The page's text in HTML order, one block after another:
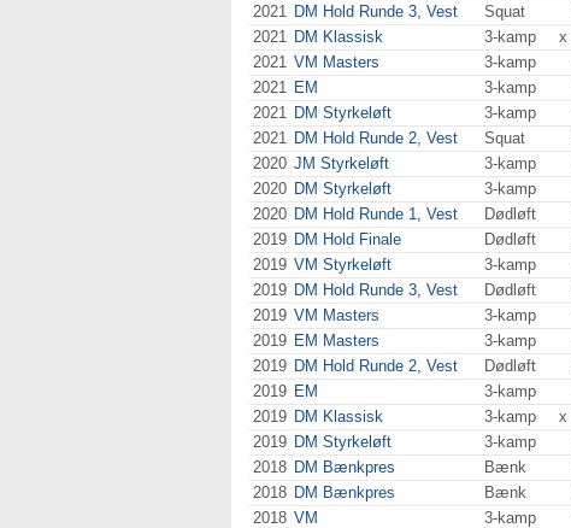
2021 DM Hold Runde 3, Vest Squat
2021 DM Klassisk 3-kamp x
2021 VM Masters 3-kamp
2021 EM 3-kamp
2021 DM Styrkeløft 3-kamp
2021 DM Hold Runde 2, Vest Squat
2020 JM Styrkeløft 3-kamp
2020 DM Styrkeløft 3-kamp
2020 DM Hold Runde 1, Vest Dødløft
2019 DM Hold Finale Dødløft
2019 VM Styrkeløft 3-kamp
2019 DM Hold Runde 3, Vest Dødløft
2019 VM Masters 3-kamp
2019 EM Masters 3-kamp
2019 DM Hold Runde 2, Vest Dødløft
2019 EM 3-kamp
2019 DM Klassisk 3-kamp x
2019 DM Styrkeløft 3-kamp
2018 DM Bænkpres Bænk
2018 DM Bænkpres Bænk
2018 VM 3-kamp